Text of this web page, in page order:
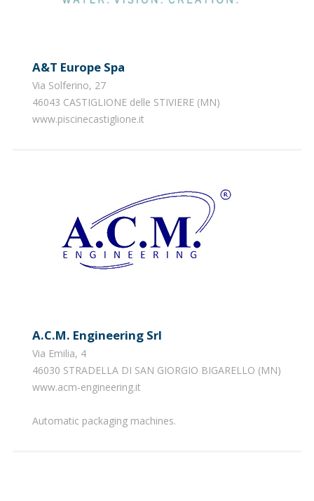
A&t Europe Spa
Via Solferino, 27
46043 CASTIGLIONE delle STIVIERE (MN)
​www.piscinecastiglione.it
A.c.m. Engineering Srl
Via Emilia, 4
46030 STRADELLA DI SAN GIORGIO BIGARELLO (MN)
www.acm-engineering.it
Automatic packaging machines.